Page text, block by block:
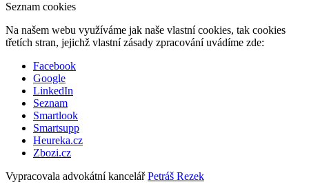
Seznam cookies
Na našem webu využíváme jak naše vlastní cookies, tak cookies
třetích stran, jejichž vlastní zásady zpracování uvádíme zde:
Facebook
Google
LinkedIn
Seznam
Smartlook
Smartsupp
Heureka.cz
Zbozi.cz
Vypracovala advokátní kancelářPetráš Rezek